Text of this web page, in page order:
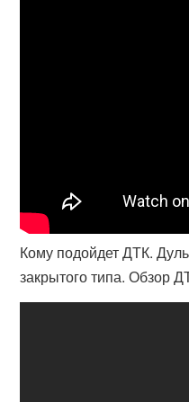
Кому подойдет ДТК.
закрытого типа. Обзор